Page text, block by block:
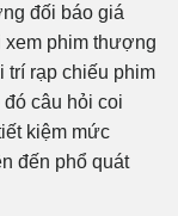
đối báo giá
xem phim thượng
trí rạp chiếu phim
câu hỏi coi
kiệm mức
đến phổ quát